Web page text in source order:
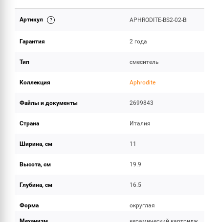
ИНСТРУКЦИИ И ДОКУМЕНТАЦИЯ
Артикул APHRODITE-BS2-02-Bi
Гарантия 2 года
Тип смеситель
Коллекция Aphrodite
Файлы и документы 2699843
Страна Италия
Ширина, см 11
Высота, см 19.9
Глубина, см 16.5
Форма округлая